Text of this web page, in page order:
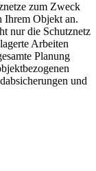
zum Zweck
Ihrem Objekt an.
nur die Schutznetz
Arbeiten
Planung
und